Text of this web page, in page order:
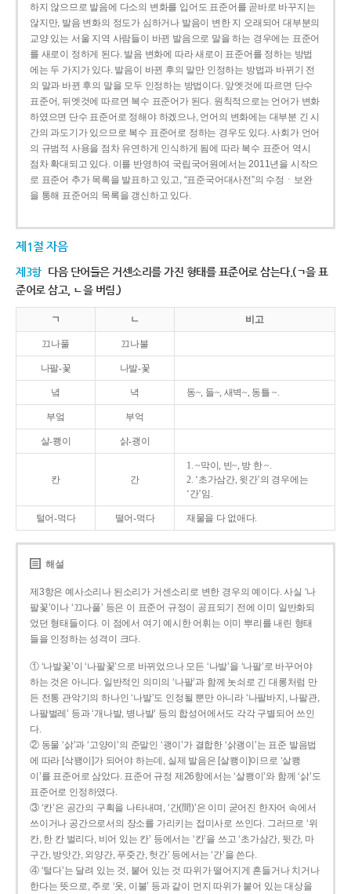
하지 않으므로 발음에 다소의 변화를 입어도 표준어를 곧바로 바꾸지는
않지만, 발음 변화의 정도가 심하거나 발음이 변한 지 오래되어 대부분의
교양 있는 서울 지역 사람들이 바뀐 발음으로 말을 하는 경우에는 표준어
를 새로이 정하게 된다. 발음 변화에 따라 새로이 표준어를 정하는 방법
에는 두 가지가 있다. 발음이 바뀐 후의 말만 인정하는 방법과 바뀌기 전
의 말과 바뀐 후의 말을 모두 인정하는 방법이다. 앞엣것에 따르면 단수
표준어, 뒤엣것에 따르면 복수 표준어가 된다. 원칙적으로는 언어가 변화
하였으면 단수 표준어로 정해야 하겠으나, 언어의 변화에는 대부분 긴 시
간의 과도기가 있으므로 복수 표준어로 정하는 경우도 있다. 사회가 언어
의 규범적 사용을 점차 유연하게 인식하게 됨에 따라 복수 표준어 역시
점차 확대되고 있다. 이를 반영하여 국립국어원에서는 2011년을 시작으
로 표준어 추가 목록을 발표하고 있고, “표준국어대사전”의 수정ㆍ보완
을 통해 표준어의 목록을 갱신하고 있다.
제1절 자음
제3항 다음 단어들은 거센소리를 가진 형태를 표준어로 삼는다.(ㄱ을 표
준어로 삼고, ㄴ을 버림.)
ㄱ ㄴ 비고
끄나풀 끄나불
나팔-꽃 나발-꽃
녘 녁 동~, 들~, 새벽~, 동틀 ~.
부엌 부억
살-쾡이 삵-괭이
칸 간
1. ~막이, 빈~, 방 한 ~.
2. ‘초가삼간, 윗간’의 경우에는
‘간’임.
털어-먹다 떨어-먹다 재물을 다 없애다.
해설
제3항은 예사소리나 된소리가 거센소리로 변한 경우의 예이다. 사실 ‘나
팔꽃’이나 ‘끄나풀’ 등은 이 표준어 규정이 공표되기 전에 이미 일반화되
었던 형태들이다. 이 점에서 여기 예시한 어휘는 이미 뿌리를 내린 형태
들을 인정하는 성격이 크다.
① ‘나발꽃’이 ‘나팔꽃’으로 바뀌었으나 모든 ‘나발’을 ‘나팔’로 바꾸어야
하는 것은 아니다. 일반적인 의미의 ‘나팔’과 함께 놋쇠로 긴 대롱처럼 만
든 전통 관악기의 하나인 ‘나발’도 인정될 뿐만 아니라 ‘나팔바지, 나팔관,
나팔벌레’ 등과 ‘개나발, 병나발’ 등의 합성어에서도 각각 구별되어 쓰인
다.
② 동물 ‘삵’과 ‘고양이’의 준말인 ‘괭이’가 결합한 ‘삵괭이’는 표준 발음법
에 따라 [삭꽹이]가 되어야 하는데, 실제 발음은 [살쾡이]이므로 ‘살쾡
이’를 표준어로 삼았다. 표준어 규정 제26항에서는 ‘살쾡이’와 함께 ‘삵’도
표준어로 인정하였다.
③ ‘칸’은 공간의 구획을 나타내며, ‘간(間)’은 이미 굳어진 한자어 속에서
쓰이거나 공간으로서의 장소를 가리키는 접미사로 쓰인다. 그러므로 ‘위
칸, 한 칸 벌리다, 비어 있는 칸’ 등에서는 ‘칸’을 쓰고 ‘초가삼간, 뒷간, 마
구간, 방앗간, 외양간, 푸줏간, 헛간’ 등에서는 ‘간’을 쓴다.
④ ‘털다’는 달려 있는 것, 붙어 있는 것 따위가 떨어지게 흔들거나 치거나
한다는 뜻으로, 주로 ‘옷, 이불’ 등과 같이 먼지 따위가 붙어 있는 대상을